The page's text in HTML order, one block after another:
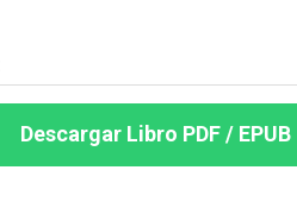
Descargar Libro PDF / EPUB